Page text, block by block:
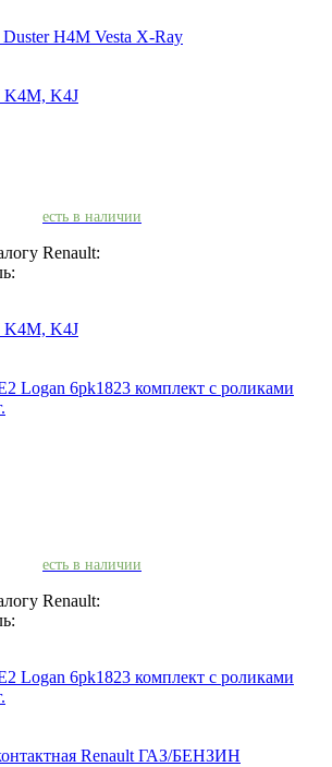
H4M Vesta X-Ray
K4J
есть в наличии
Renault:
K4J
Logan 6pk1823 комплект с роликами
есть в наличии
Renault:
Logan 6pk1823 комплект с роликами
Renault ГАЗ/БЕНЗИН